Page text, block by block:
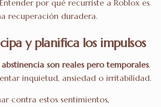
por qué recurriste a Roblox es
recuperación duradera.
y planifica los impulsos
son reales pero temporales.
inquietud, ansiedad o irritabilidad.
contra estos sentimientos,